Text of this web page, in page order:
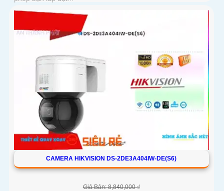
CAMERA HIKVISION DS-2DE3A404IW-DE(S6)
Giá Bán: 8,840,000 ₫